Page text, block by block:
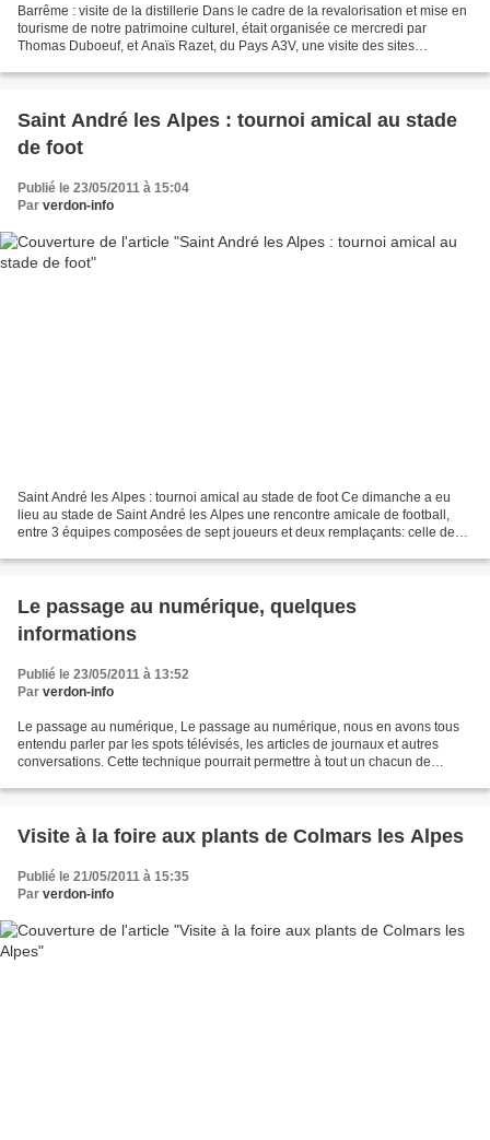
Barrême : visite de la distillerie Dans le cadre de la revalorisation et mise en
tourisme de notre patrimoine culturel, était organisée ce mercredi par
Thomas Duboeuf, et Anaïs Razet, du Pays A3V, une visite des sites
Saint André les Alpes : tournoi amical au stade
de foot
Publié le 23/05/2011 à 15:04
Par verdon-info
Saint André les Alpes : tournoi amical au stade de foot Ce dimanche a eu
lieu au stade de Saint André les Alpes une rencontre amicale de football,
entre 3 équipes composées de sept joueurs et deux remplaçants: celle de
Le passage au numérique, quelques
informations
Publié le 23/05/2011 à 13:52
Par verdon-info
Le passage au numérique, Le passage au numérique, nous en avons tous
entendu parler par les spots télévisés, les articles de journaux et autres
conversations. Cette technique pourrait permettre à tout un chacun de
Visite à la foire aux plants de Colmars les Alpes
Publié le 21/05/2011 à 15:35
Par verdon-info